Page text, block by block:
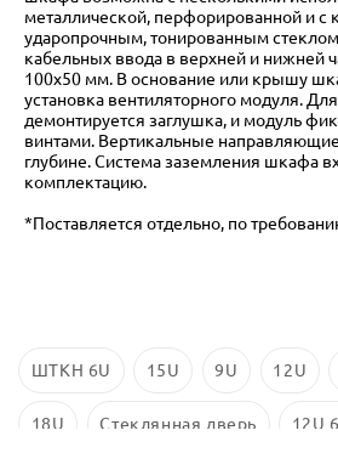
металлической, перфорированной и с
ударопрочным, тонированным
кабельных ввода в верхней и нижней
100х50 мм. В основание или крышу
установка вентиляторного модуля.
демонтируется заглушка, и модуль
винтами. Вертикальные
глубине. Система заземления шкафа
комплектацию.
*Поставляется отдельно, по
ШТКН 6U 15U 9U 12U
18U Стеклянная дверь 12U